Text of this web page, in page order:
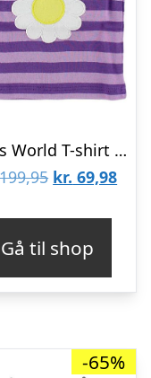
Freds World T-shirt – Lillastribet m. Marguerit
Den
var:
kr. 199,95.
kr. 69,98Den
kr.
Gå til shop
-65%